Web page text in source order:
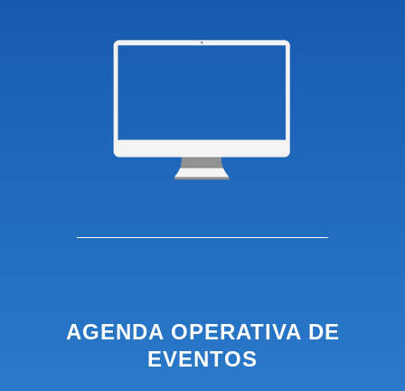
AGENDA OPERATIVA DE
EVENTOS